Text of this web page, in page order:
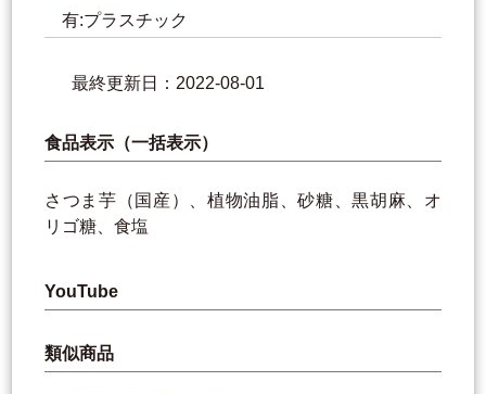
有:プラスチック
最終更新日：2022-08-01
食品表示（一括表示）
さつま芋（国産）、植物油脂、砂糖、黒胡麻、オ
リゴ糖、食塩
YouTube
類似商品